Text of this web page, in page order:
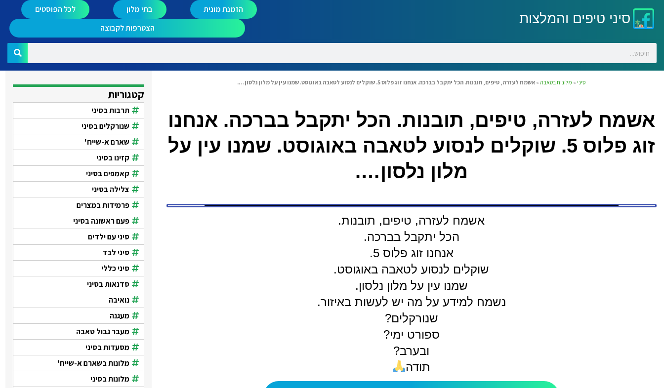
סיני טיפים והמלצות
הזמנת מונית בתי מלון
לכל הפוסטים
הצטרפות לקבוצה
סיני » מלונות בטאבה »אשמח לעזרה, טיפים, תובנות. הכל יתקבל בברכה. אנחנו זוג פלוס 5. שוקלים לנסוע לטאבה באוגוסט. שמנו עין על מלון נלסון….
אשמח לעזרה, טיפים, תובנות. הכל יתקבל בברכה. אנחנו
זוג פלוס 5. שוקלים לנסוע לטאבה באוגוסט. שמנו עין על
מלון נלסון….
אשמח לעזרה, טיפים, תובנות.
הכל יתקבל בברכה.
אנחנו זוג פלוס 5.
שוקלים לנסוע לטאבה באוגוסט.
שמנו עין על מלון נלסון.
נשמח למידע על מה יש לעשות באיזור.
שנורקלים?
ספורט ימי?
ובערב?
תודה
קטגוריות
תרבות בסיני
שנורקלים בסיני
שארם א-שייח'
קזינו בסיני
קאמפים בסיני
צלילה בסיני
פרמידות במצרים
פעם ראשונה בסיני
סיני עם ילדים
סיני לבד
סיני כללי
סדנאות בסיני
נואיבה
מעגנה
מעבר גבול טאבה
מסעדות בסיני
מלונות בשארם א-שייח'
מלונות בסיני